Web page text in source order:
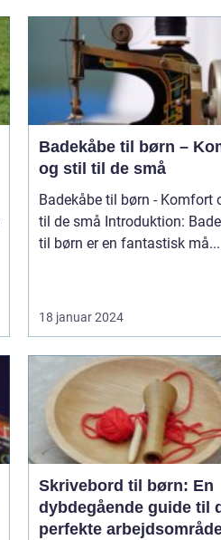
Badekåbe til børn –
og stil til de små
Badekåbe til børn - Komfort
til de små Introduktion: Badekåber
til børn er en fantastisk må...
18 januar 2024
Skrivebord til børn: En
dybdegående guide til
perfekte